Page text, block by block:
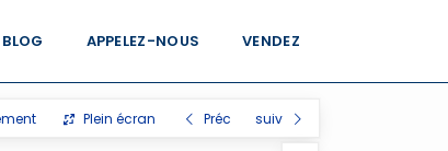
BLOG APPELEZ-NOUS VENDEZ
Plein écran Préc suiv